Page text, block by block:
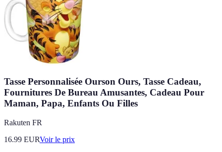
Tasse Personnalisée Ourson Ours, Tasse Cadeau,
Fournitures De Bureau Amusantes, Cadeau Pour
Maman, Papa, Enfants Ou Filles
Rakuten FR
16.99 EURVoir le prix